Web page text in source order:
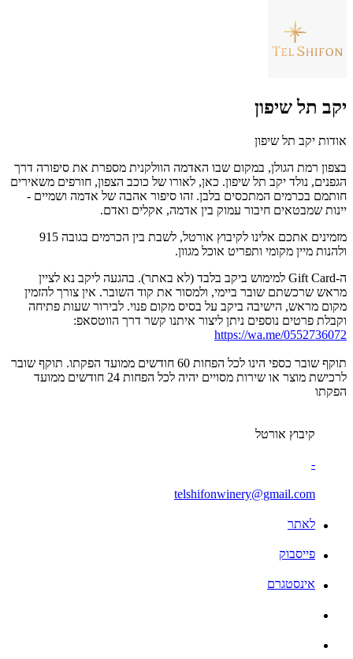
יקב תל שיפון
אודות יקב תל שיפון
בצפון רמת הגולן, במקום שבו האדמה הוולקנית מספרת את סיפורה דרך
הגפנים, נולד יקב תל שיפון. כאן, לאורו של כוכב הצפון, חורפים משאירים
חותמם בכרמים המתכסים בלבן. זהו סיפור אהבה של אדמה ושמיים -
יינות שמבטאים חיבור עמוק בין אדמה, אקלים ואדם.
מזמינים אתכם אלינו לקיבוץ אורטל, לשבת בין הכרמים בגובה 915
ולהנות מיין מקומי ותפריט אוכל מגוון.
ה-Gift Card למימוש ביקב בלבד (לא באתר). בהגעה ליקב נא לציין
מראש שרכשתם שובר ביימי, ולמסור את קוד השובר. אין צורך להזמין
מקום מראש, הישיבה ביקב על בסיס מקום פנוי. לבירור שעות פתיחה
וקבלת פרטים נוספים ניתן ליצור איתנו קשר דרך הווטסאפ:
https://wa.me/0552736072
תוקף שובר כספי הינו לכל הפחות 60 חודשים ממועד הפקתו. תוקף שובר
לרכישת מוצר או שירות מסויים יהיה לכל הפחות 24 חודשים ממועד
הפקתו
קיבוץ אורטל
-
telshifonwinery@gmail.com
לאתר
פייסבוק
אינסטגרם